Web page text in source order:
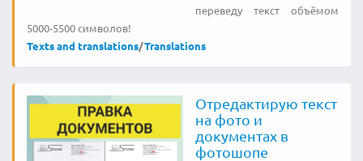
переведу текст объёмом
5000-5500 символов!
Texts and translations/Translations
Отредактирую текст
на фото и
документах в
фотошопе